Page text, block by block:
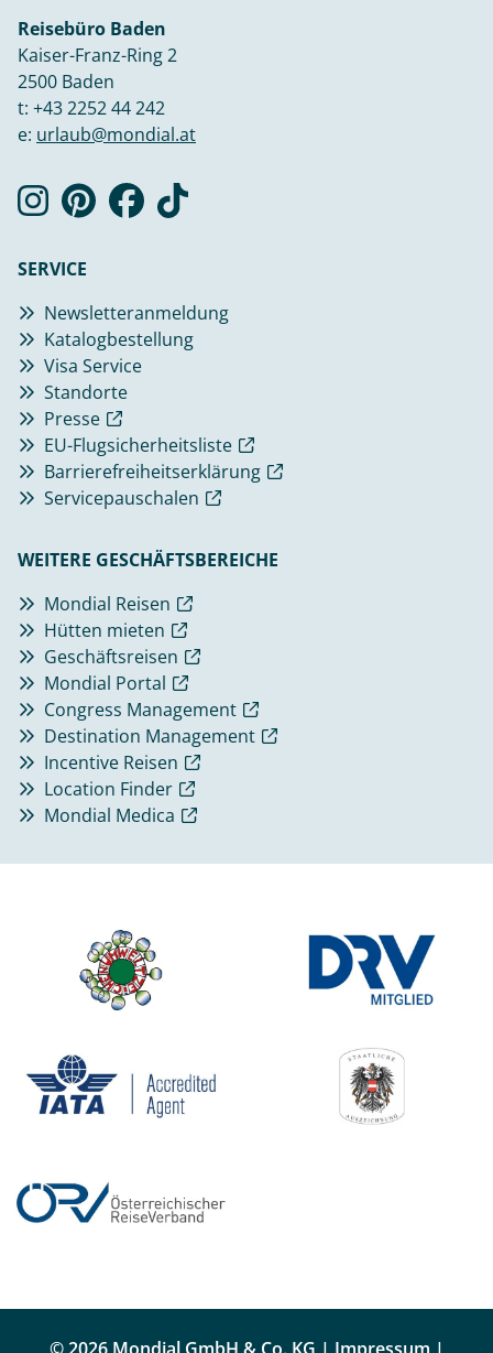
Reisebüro Baden
Kaiser-Franz-Ring 2
2500 Baden
t: +43 2252 44 242
e: urlaub@mondial.at
SERVICE
Newsletteranmeldung
Katalogbestellung
Visa Service
Standorte
Presse
EU-Flugsicherheitsliste
Barrierefreiheitserklärung
Servicepauschalen
WEITERE GESCHÄFTSBEREICHE
Mondial Reisen
Hütten mieten
Geschäftsreisen
Mondial Portal
Congress Management
Destination Management
Incentive Reisen
Location Finder
Mondial Medica